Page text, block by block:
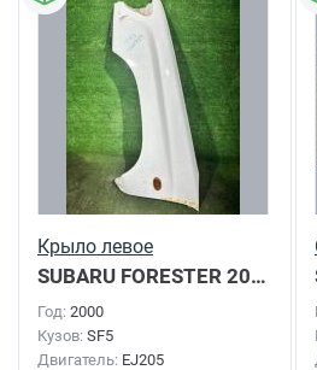
Крыло левое
SUBARU FORESTER 2000г.
Год: 2000
Кузов: SF5
Двигатель: EJ205